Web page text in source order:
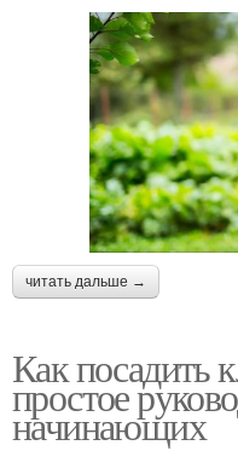
читать дальше →
Как посадить
простое
начинающих